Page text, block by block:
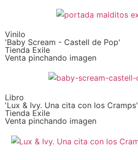
Vinilo
'Baby Scream - Castell de Pop'
Tienda Exile
Venta pinchando imagen
Libro
'Lux & Ivy. Una cita con los Cramps'
Tienda Exile
Venta pinchando imagen